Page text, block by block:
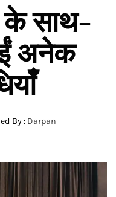
के साथ-
अनेक
By : Darpan